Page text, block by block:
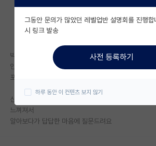
자유 게시판(아무개랩)
미국 유학 게시판
미국 대학원 합격 후기 게시판
대학원생 모집 게시판
연구실(PI) 홍보 게시판
석박사 채용 정보 게시판
박사는 대부분 경력직으로 지원해서
인적성이나 어학성적을 따로 요구하지 않는다고 하는데,
포닥 경력이 없는 프레시박사도 이에 해당하는 부분인
신입 공채 관련 정보는 쉽게 찾을 수 있는데, 박사 채
느껴져서
알아보다가 답답한 마음에 질문드려요
그동안 문의가 많았던 레벨업반 설명회를 진행
시 링크 발송
사전 등록하기
하루 동안 이 컨텐츠 보지 않기